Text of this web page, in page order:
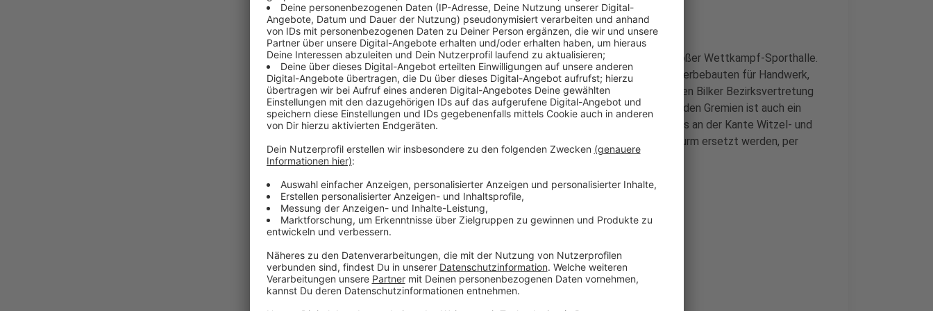
Anzeige
Dort soll 2026 das neue Luisen-Gymnasium eröffnen, inklusive großer Wettkampf-Sporthalle.
Geplant sind aber zusätzlich auch bis zu 500 Wohnungen und Gewerbebauten für Handwerk,
Künstlerinnen und Künstler und Start-Ups. Heute und morgen sollen Bilker Bezirksvertretung
und der Planungsausschuss die nächsten Schritte einleiten. In beiden Gremien ist auch ein
neues Hochhaus-Projekt auf der Tagesordnung: Das Bürohochhaus an der Kante Witzel- und
Mecumstraße soll abgerissen und durch einen modernen neuen Turm ersetzt werden, per
Architektur-Wettbewerb.
Anzeige
Weitere Infos und Links zum Thema:
Anzeige